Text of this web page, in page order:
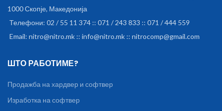
1000 Скопје, Македонија
Телефони: 02 / 55 11 374 :: 071 / 243 833 :: 071 / 444 559
Email: nitro@nitro.mk :: info@nitro.mk :: nitrocomp@gmail.com
ШТО РАБОТИМЕ?
Продажба на хардвер и софтвер
Изработка на софтвер